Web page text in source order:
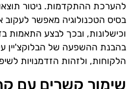
להערכת ההתקדמות. ניטור
בסיס הטכנולוגיה מאפשר לעקוב
וכישלונות, ובכך לבצע התאמות
בהבנת ההשפעה של הבלוקצ'יין
הלקוחות, ולזהות הזדמנויות
שימור קשרים עם